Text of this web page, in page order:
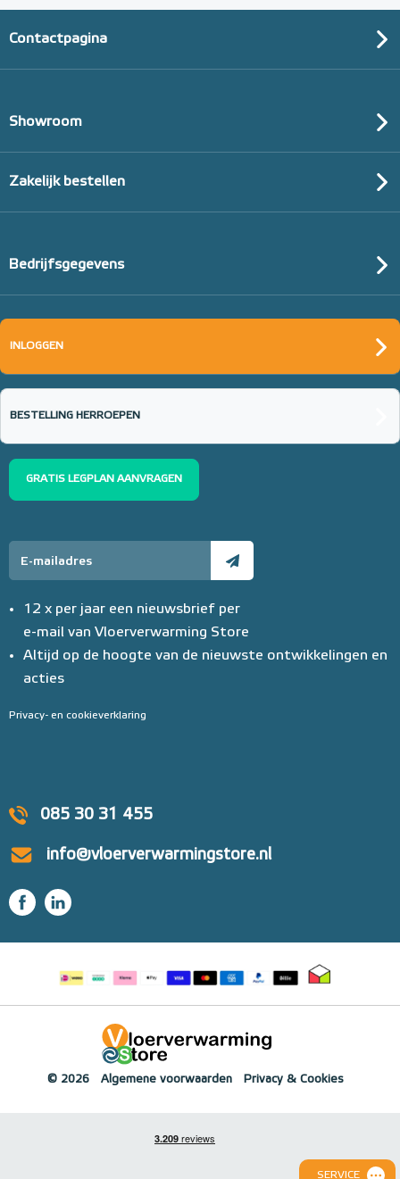
€ 148,00
(thermisch 10m² per pak)
085 30 31 455
info@vloerverwarmingstore.nl
Contactpagina
Showroom
Zakelijk bestellen
Bedrijfsgegevens
INLOGGEN
BESTELLING HERROEPEN
GRATIS LEGPLAN AANVRAGEN
12 x per jaar een nieuwsbrief per
e-mail van Vloerverwarming Store
Altijd op de hoogte van de nieuwste ontwikkelingen en
acties
Privacy- en cookieverklaring
© 2026 Algemene voorwaarden Privacy & Cookies
SERVICE